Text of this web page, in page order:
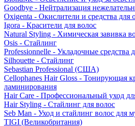
Goodbye - Нейтрализация
Oxigenta - Окислители и средства для
Igora - Красители для волос
Natural Styling - Химическая завивка
Osis - Стайлинг
Professionnelle - Укладочные средства
Silhouette - Стайлинг
Sebastian Professional (США)
Cellophanes Hair Gloss - Тонирующая
ламинирования
Hair Care - Профессиональный уход
Hair Styling - Стайлинг для волос
Seb Man - Уход и стайлинг волос для
TIGI (Великобритания)